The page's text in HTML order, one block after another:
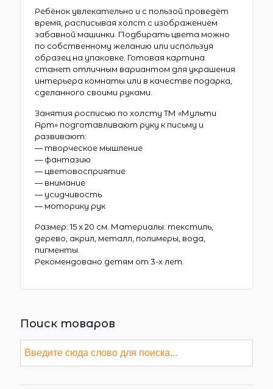
Ребёнок увлекательно и с пользой проведёт
время, расписывая холст с изображением
забавной машинки. Подбирать цвета можно
по собственному желанию или используя
образец на упаковке. Готовая картина
станет отличным вариантом для украшения
интерьера комнаты или в качестве подарка,
сделанного своими руками.
Занятия росписью по холсту ТМ «Мульти
Арт» подготавливают руку к письму и
развивают:
— творческое мышление
— фантазию
— цветовосприятие
— внимание
— усидчивость
— моторику рук
Размер: 15 x 20 см. Материалы: текстиль,
дерево, акрил, металл, полимеры, вода,
пигменты.
Рекомендовано детям от 3-х лет.
Поиск товаров